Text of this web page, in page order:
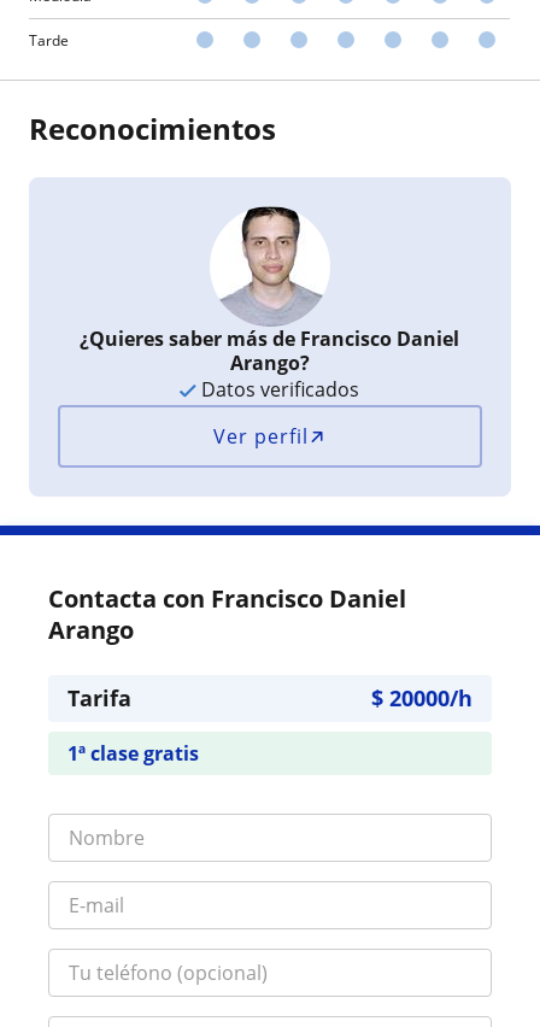
Tarde
Reconocimientos
¿Quieres saber más de Francisco Daniel
Arango?
Datos verificados
Ver perfil
Contacta con Francisco Daniel
Arango
Tarifa $ 20000/h
1ª clase gratis